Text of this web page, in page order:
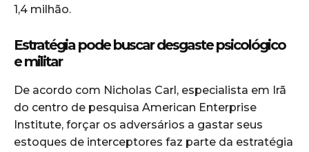
1,4 milhão.
Estratégia pode buscar desgaste psicológico
e militar
De acordo com Nicholas Carl, especialista em Irã
do centro de pesquisa American Enterprise
Institute, forçar os adversários a gastar seus
estoques de interceptores faz parte da estratégia